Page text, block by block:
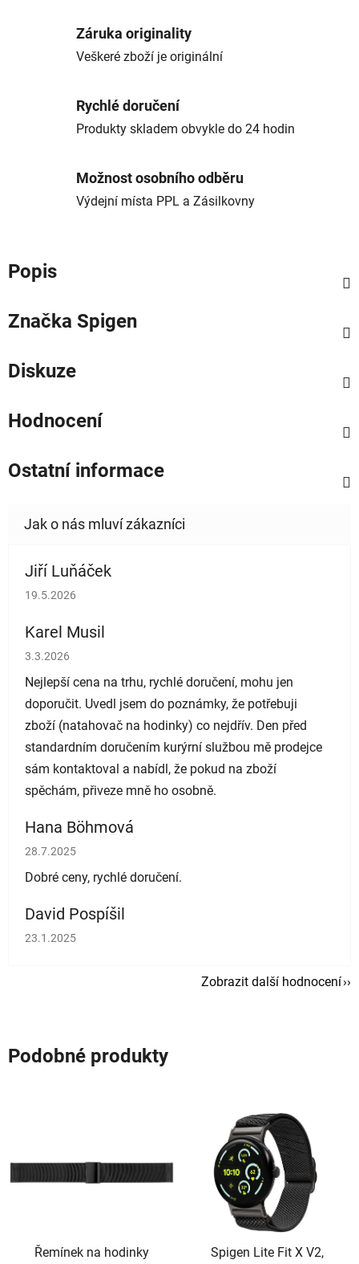
Záruka originality
Veškeré zboží je originální
Rychlé doručení
Produkty skladem obvykle do 24 hodin
Možnost osobního odběru
Výdejní místa PPL a Zásilkovny
Popis
Značka Spigen
Diskuze
Hodnocení
Ostatní informace
Jiří Luňáček
Hodnocení obchodu je 5 z 5 hvězdiček.
19.5.2026
Karel Musil
Hodnocení obchodu je 5 z 5 hvězdiček.
3.3.2026
Nejlepší cena na trhu, rychlé doručení, mohu jen
doporučit. Uvedl jsem do poznámky, že potřebuji
zboží (natahovač na hodinky) co nejdřív. Den před
standardním doručením kurýrní službou mě prodejce
sám kontaktoval a nabídl, že pokud na zboží
spěchám, přiveze mně ho osobně.
Hana Böhmová
Hodnocení obchodu je 5 z 5 hvězdiček.
28.7.2025
Dobré ceny, rychlé doručení.
David Pospíšil
Hodnocení obchodu je 5 z 5 hvězdiček.
23.1.2025
Zobrazit další hodnocení
Podobné produkty
Řemínek na hodinky
Spigen Lite Fit X V2,